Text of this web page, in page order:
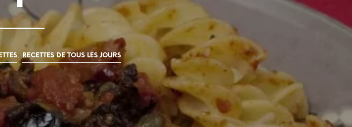
, RECETTES DE TOUS LES JOURS